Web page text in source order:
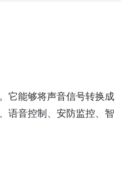
它能够将声音信号转换成
语音控制、安防监控、智